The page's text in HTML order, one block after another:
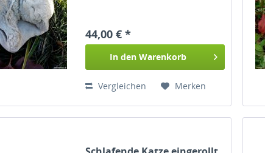
44,00 € *
In den Warenkorb
Vergleichen Merken